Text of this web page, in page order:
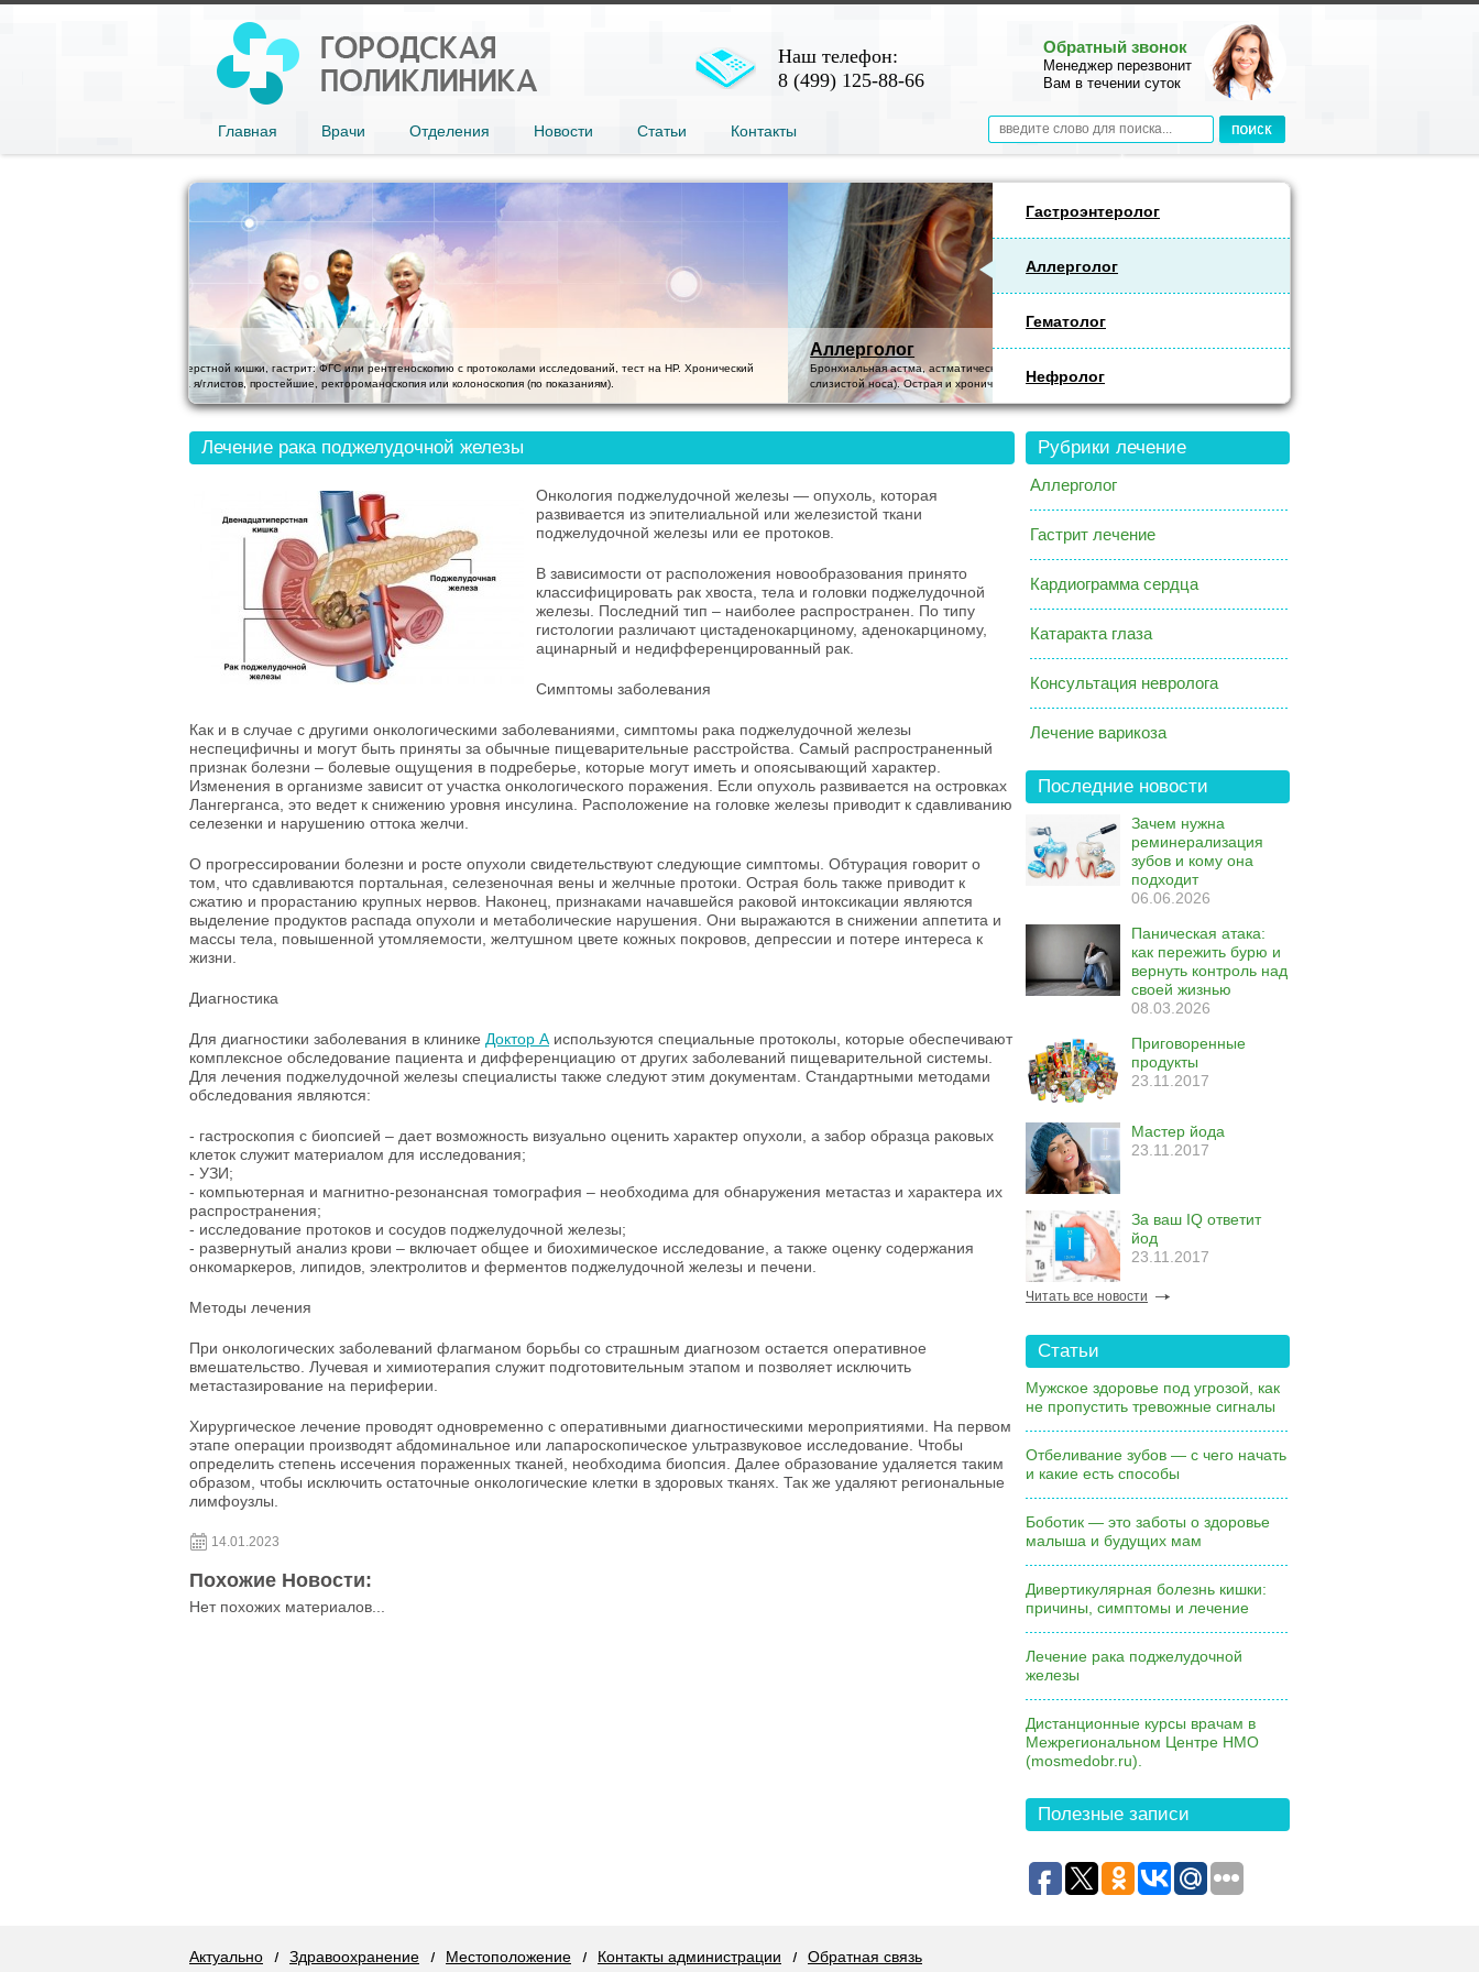
Наш телефон:
8 (499) 125-88-66
Обратный звонок
Менеджер перезвонит
Вам в течении суток
Главная Врачи Отделения Новости Статьи Контакты
Гастроэнтеролог
Аллерголог
Гематолог
Нефролог
Аллерголог
Бронхиальная астма, астматический бронхит, поллинозы: спирография (проба с сальбутамолом), осмотр отоларинголога (мазки со
слизистой носа). Острая и хроническая крапивница: кал на я/глистов 3/х кратно, соскоб на острицы...
Гематолог
ретикулосаркому дополнительно – УЗИ брюшной полости (печень, селезенка,
Лечение рака поджелудочной железы
Онкология поджелудочной железы — опухоль, которая
развивается из эпителиальной или железистой ткани
поджелудочной железы или ее протоков.
В зависимости от расположения новообразования принято
классифицировать рак хвоста, тела и головки поджелудочной
железы. Последний тип – наиболее распространен. По типу
гистологии различают цистаденокарциному, аденокарциному,
ацинарный и недифференцированный рак.
Симптомы заболевания
Как и в случае с другими онкологическими заболеваниями, симптомы рака поджелудочной железы
неспецифичны и могут быть приняты за обычные пищеварительные расстройства. Самый распространенный
признак болезни – болевые ощущения в подреберье, которые могут иметь и опоясывающий характер.
Изменения в организме зависит от участка онкологического поражения. Если опухоль развивается на островках
Лангерганса, это ведет к снижению уровня инсулина. Расположение на головке железы приводит к сдавливанию
селезенки и нарушению оттока желчи.
О прогрессировании болезни и росте опухоли свидетельствуют следующие симптомы. Обтурация говорит о
том, что сдавливаются портальная, селезеночная вены и желчные протоки. Острая боль также приводит к
сжатию и прорастанию крупных нервов. Наконец, признаками начавшейся раковой интоксикации являются
выделение продуктов распада опухоли и метаболические нарушения. Они выражаются в снижении аппетита и
массы тела, повышенной утомляемости, желтушном цвете кожных покровов, депрессии и потере интереса к
жизни.
Диагностика
Для диагностики заболевания в клинике Доктор А используются специальные протоколы, которые обеспечивают
комплексное обследование пациента и дифференциацию от других заболеваний пищеварительной системы.
Для лечения поджелудочной железы специалисты также следуют этим документам. Стандартными методами
обследования являются:
- гастроскопия с биопсией – дает возможность визуально оценить характер опухоли, а забор образца раковых
клеток служит материалом для исследования;
- УЗИ;
- компьютерная и магнитно-резонансная томография – необходима для обнаружения метастаз и характера их
распространения;
- исследование протоков и сосудов поджелудочной железы;
- развернутый анализ крови – включает общее и биохимическое исследование, а также оценку содержания
онкомаркеров, липидов, электролитов и ферментов поджелудочной железы и печени.
Методы лечения
При онкологических заболеваний флагманом борьбы со страшным диагнозом остается оперативное
вмешательство. Лучевая и химиотерапия служит подготовительным этапом и позволяет исключить
метастазирование на периферии.
Хирургическое лечение проводят одновременно с оперативными диагностическими мероприятиями. На первом
этапе операции производят абдоминальное или лапароскопическое ультразвуковое исследование. Чтобы
определить степень иссечения пораженных тканей, необходима биопсия. Далее образование удаляется таким
образом, чтобы исключить остаточные онкологические клетки в здоровых тканях. Так же удаляют региональные
лимфоузлы.
14.01.2023
Похожие Новости:
Нет похожих материалов...
Рубрики лечение
Аллерголог
Гастрит лечение
Кардиограмма сердца
Катаракта глаза
Консультация невролога
Лечение варикоза
Последние новости
Зачем нужна
реминерализация
зубов и кому она
подходит
06.06.2026
Паническая атака:
как пережить бурю и
вернуть контроль над
своей жизнью
08.03.2026
Приговоренные
продукты
23.11.2017
Мастер йода
23.11.2017
За ваш IQ ответит
йод
23.11.2017
Читать все новости
Статьи
Мужское здоровье под угрозой, как
не пропустить тревожные сигналы
Отбеливание зубов — с чего начать
и какие есть способы
Боботик — это заботы о здоровье
малыша и будущих мам
Дивертикулярная болезнь кишки:
причины, симптомы и лечение
Лечение рака поджелудочной
железы
Дистанционные курсы врачам в
Межрегиональном Центре НМО
(mosmedobr.ru).
Полезные записи
Актуально Здравоохранение Местоположение Контакты администрации Обратная связь